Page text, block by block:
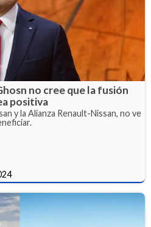
no cree que la fusión
positiva
y la Alianza Renault-Nissan, no ve